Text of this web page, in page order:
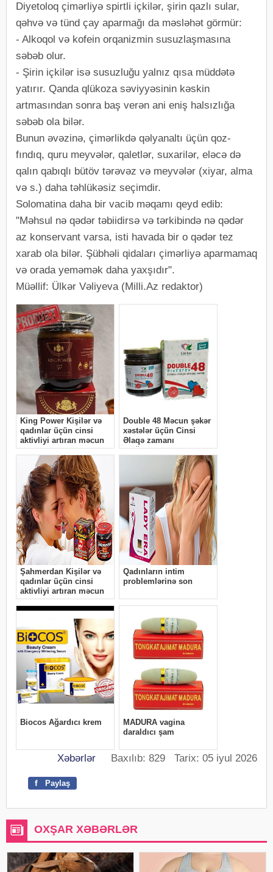
Diyetoloq çimərliyə spirtli içkilər, şirin qazlı sular,
qəhvə və tünd çay aparmağı da məsləhət görmür:
- Alkoqol və kofein orqanizmin susuzlaşmasına
səbəb olur.
- Şirin içkilər isə susuzluğu yalnız qısa müddətə
yatırır. Qanda qlükoza səviyyəsinin kəskin
artmasından sonra baş verən ani eniş halsızlığa
səbəb ola bilər.
Bunun əvəzinə, çimərlikdə qəlyanaltı üçün qoz-
fındıq, quru meyvələr, qaletlər, suxarilər, eləcə də
qalın qabıqlı bütöv tərəvəz və meyvələr (xiyar, alma
və s.) daha təhlükəsiz seçimdir.
Solomatina daha bir vacib məqamı qeyd edib:
"Məhsul nə qədər təbiidirsə və tərkibində nə qədər
az konservant varsa, isti havada bir o qədər tez
xarab ola bilər. Şübhəli qidaları çimərliyə aparmamaq
və orada yeməmək daha yaxşıdır".
Müəllif: Ülkər Vəliyeva (Milli.Az redaktor)
Xəbərlər Baxılıb: 829 Tarix: 05 iyul 2026
f Paylaş
OXŞAR XƏBƏRLƏR